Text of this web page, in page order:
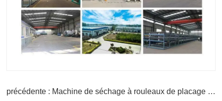
précédente : Machine de séchage à rouleaux de placage pour machines à contreplaqué